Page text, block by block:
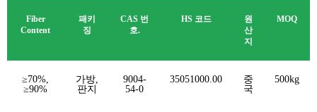
n
5
Fiber
Content
패키
징
CAS 번
호.
HS 코드
원
산
지
MOQ
≥70%,
≥90%
가방,
판지
9004-
54-0
35051000.00
중
국
500kg